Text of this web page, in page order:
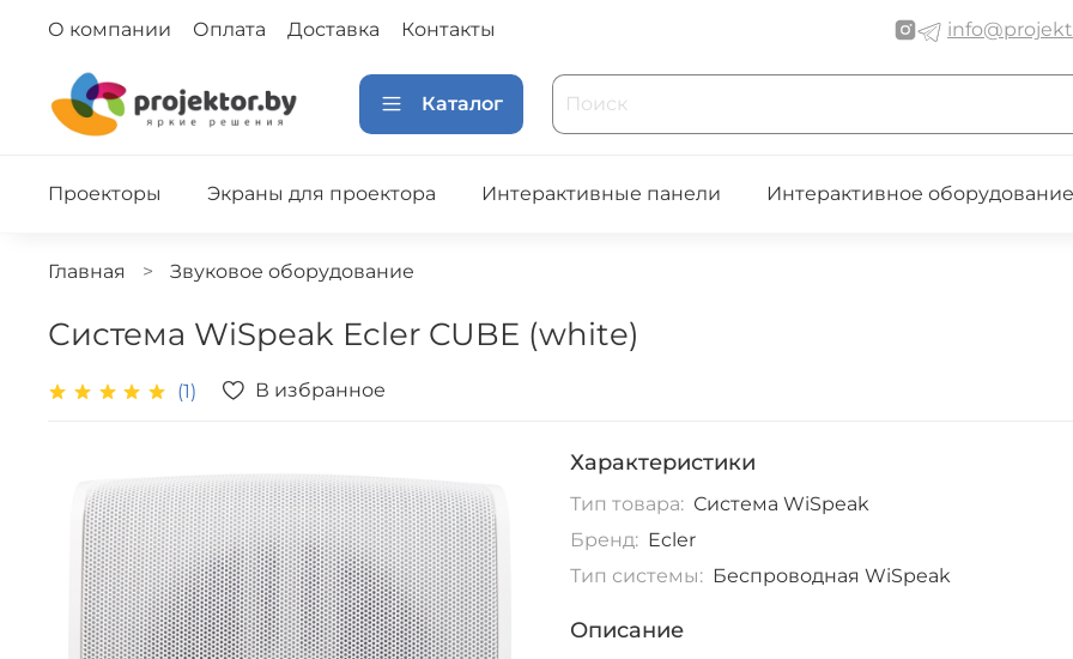
О компании Оплата Доставка Контакты
Каталог
Проекторы Экраны для проектора Интерактивные панели Интерактивное оборудование
Главная Звуковое оборудование
Система WiSpeak Ecler CUBE (white)
(1) В избранное
Характеристики
Тип товара: Система WiSpeak
Бренд: Ecler
Тип системы: Беспроводная WiSpeak
Описание